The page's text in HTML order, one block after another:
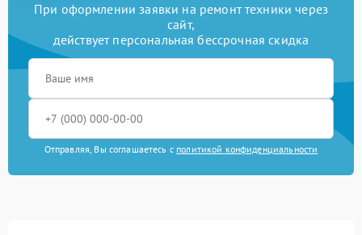
При оформлении заявки на ремонт техники через
сайт,
действует персональная бессрочная скидка
Отправляя, Вы соглашаетесь с политикой конфиденциальности